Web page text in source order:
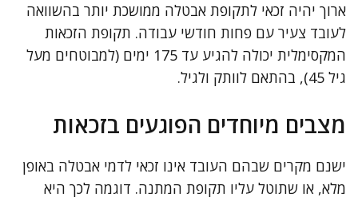
ארוך יהיה זכאי לתקופת אבטלה ממושכת יותר בהשוואה
לעובד צעיר עם פחות חודשי עבודה. תקופת הזכאות
המקסימלית יכולה להגיע עד 175 ימים (למבוטחים מעל
גיל 45), בהתאם לוותק ולגיל.
מצבים מיוחדים הפוגעים בזכאות
ישנם מקרים שבהם העובד אינו זכאי לדמי אבטלה באופן
מלא, או שתוטל עליו תקופת המתנה. דוגמה לכך היא